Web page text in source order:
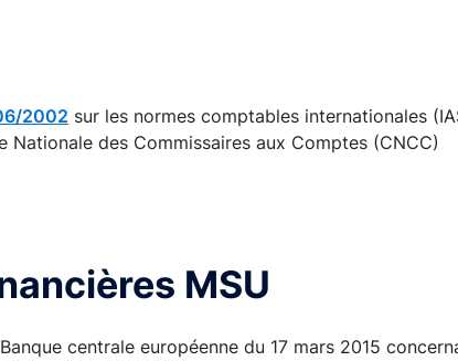
2002 sur les normes comptables internationales
Nationale des Commissaires aux Comptes (CNCC)
MSU
centrale européenne du 17 mars 2015